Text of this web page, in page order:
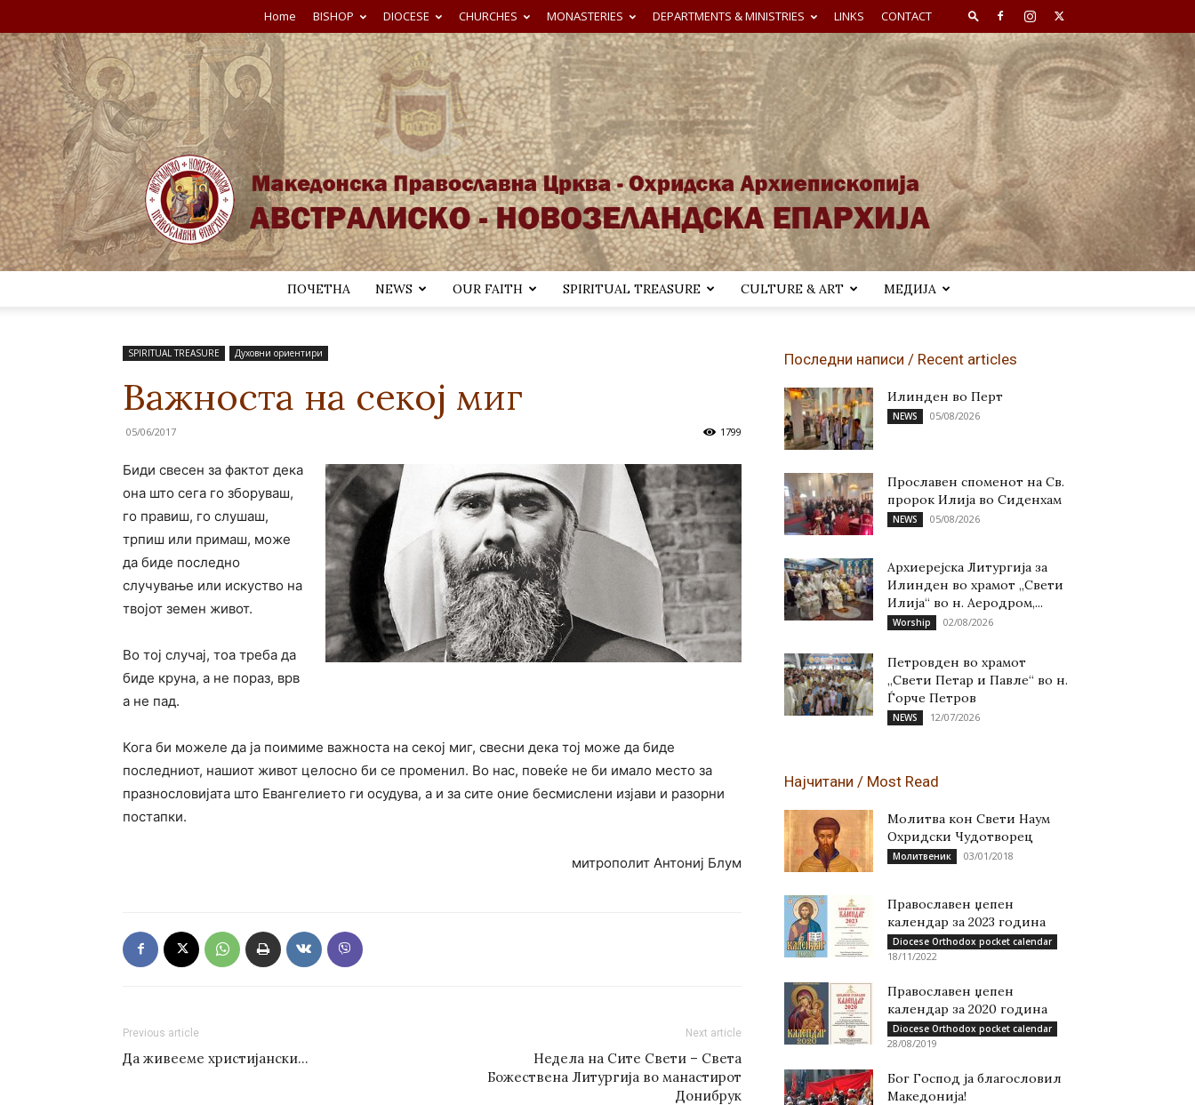
Home BISHOP DIOCESE CHURCHES MONASTERIES DEPARTMENTS & MINISTRIES LINKS CONTACT
Епархија
ПОЧЕТНА NEWS OUR FAITH SPIRITUAL TREASURE CULTURE & ART МЕДИЈА
SPIRITUAL TREASURE Духовни ориентири
Важноста на секој миг
05/06/2017 1799
Биди свесен за фактот дека
она што сега го зборуваш,
го правиш, го слушаш,
трпиш или примаш, може
да биде последно
случување или искуство на
твојот земен живот.
Во тој случај, тоа треба да
биде круна, а не пораз, врв
а не пад.
Кога би можеле да ја поимиме важноста на секој миг, свесни дека тој може да биде
последниот, нашиот живот целосно би се променил. Во нас, повеќе не би имало место за
празнословијата што Евангелието ги осудува, а и за сите оние бесмислени изјави и разорни
постапки.
митрополит Антониј Блум
Previous article
Да живееме христијански…
Next article
Недела на Сите Свети – Света
Божествена Литургија во манастирот
Донибрук
Последни написи / Recent articles
Илинден во Перт
NEWS 05/08/2026
Прославен споменот на Св.
пророк Илија во Сиденхам
NEWS 05/08/2026
Архиерејска Литургија за
Илинден во храмот „Свети
Илија“ во н. Аеродром,...
Worship 02/08/2026
Петровден во храмот
„Свети Петар и Павле“ во н.
Ѓорче Петров
NEWS 12/07/2026
Најчитани / Most Read
Молитва кон Свети Наум
Охридски Чудотворец
Молитвеник 03/01/2018
Православен џепен
календар за 2023 година
Diocese Orthodox pocket calendar
18/11/2022
Православен џепен
календар за 2020 година
Diocese Orthodox pocket calendar
28/08/2019
Бог Господ ја благословил
Македонија!